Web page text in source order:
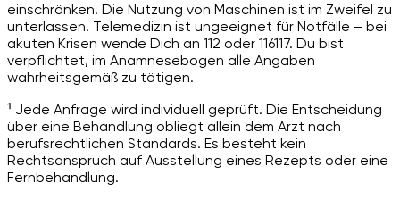
einschränken. Die Nutzung von Maschinen ist im Zweifel zu
unterlassen. Telemedizin ist ungeeignet für Notfälle – bei
akuten Krisen wende Dich an 112 oder 116117. Du bist
verpflichtet, im Anamnesebogen alle Angaben
wahrheitsgemäß zu tätigen.
¹ Jede Anfrage wird individuell geprüft. Die Entscheidung
über eine Behandlung obliegt allein dem Arzt nach
berufsrechtlichen Standards. Es besteht kein
Rechtsanspruch auf Ausstellung eines Rezepts oder eine
Fernbehandlung.